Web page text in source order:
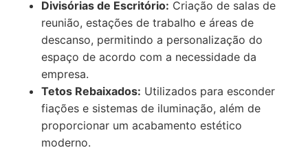
Divisórias de Escritório: Criação de salas de
reunião, estações de trabalho e áreas de
descanso, permitindo a personalização do
espaço de acordo com a necessidade da
empresa.
Tetos Rebaixados: Utilizados para esconder
fiações e sistemas de iluminação, além de
proporcionar um acabamento estético
moderno.